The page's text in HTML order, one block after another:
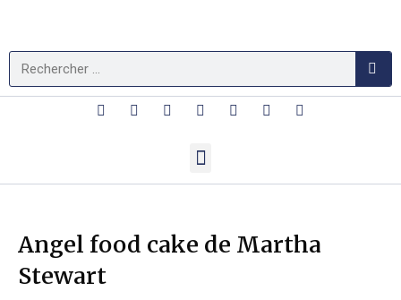
Angel food cake de Martha
Stewart